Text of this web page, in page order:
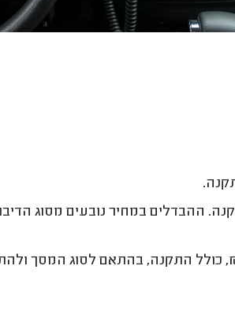
1,300 ₪, כולל התקנה. ההבדלים במחיר נובעים מסוג
לרוב בין 1,200 - 2,200 ₪, כולל התקנה, בהתאם לסוג